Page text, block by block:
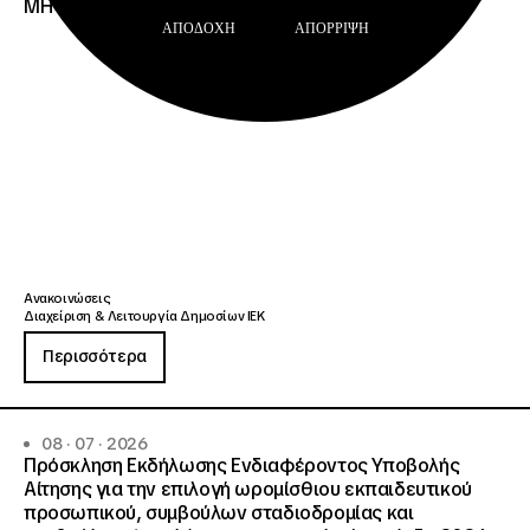
ΜΗΤΡΩΟΥ Σ.Α.Ε.Κ. ΚΑΙ Ε.Σ.Κ.»
Ανακοινώσεις
Διαχείριση & Λειτουργία Δημοσίων ΙΕΚ
Περισσότερα
08 · 07 · 2026
Πρόσκληση Εκδήλωσης Ενδιαφέροντος Υποβολής
Αίτησης για την επιλογή ωρομίσθιου εκπαιδευτικού
προσωπικού, συμβούλων σταδιοδρομίας και
ΑΠΟΔΟΧΉ ΑΠΌΡΡΙΨΗ